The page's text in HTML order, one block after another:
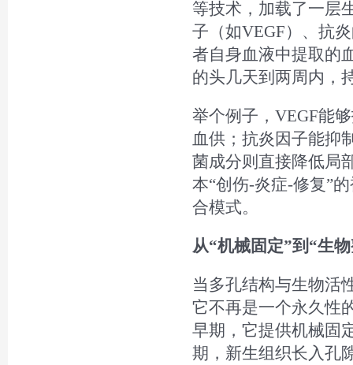
等技术，加载了一层
子（如VEGF）、抗
者自身血液中提取的
的头几天到两周内，
举个例子，VEGF能
血供；抗炎因子能抑
菌成分则直接降低局
本“创伤-炎症-修复”
合模式。
从“机械固定”到“生
当多孔结构与生物活
它不再是一个永久性
早期，它提供机械固
期，新生组织长入孔